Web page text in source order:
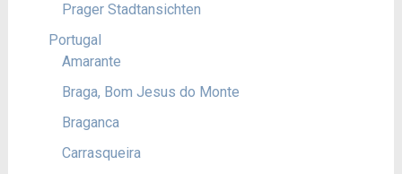
Prager Stadtansichten
Portugal
Amarante
Braga, Bom Jesus do Monte
Braganca
Carrasqueira